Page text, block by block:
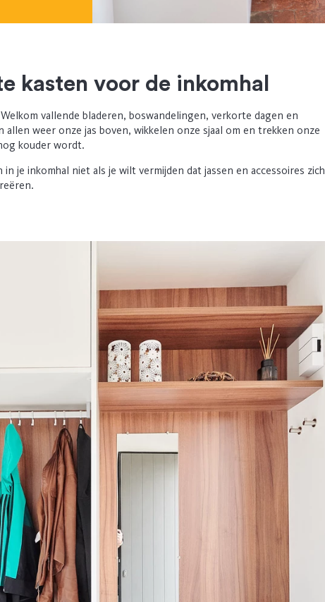
kasten voor de inkomhal
vallende bladeren, boswandelingen, verkorte dagen en
allen weer onze jas boven, wikkelen onze sjaal om en trekken onze
kouder wordt.
je inkomhal niet als je wilt vermijden dat jassen en accessoires zich